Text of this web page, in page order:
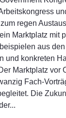
regen
Marktplatz mit
aus den
und konkreten
Marktplatz vor
Fach-
Die